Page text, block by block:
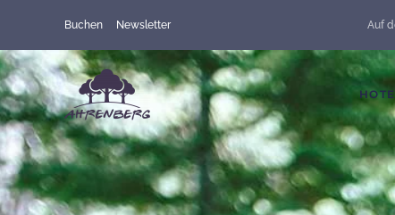
Skip to main content
Buchen Newsletter Auf